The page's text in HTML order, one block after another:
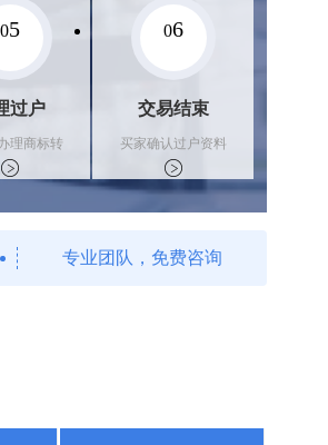
05
过户
理商标转
交付相关
书
06
交易结束
买家确认过户资料
后，平台解冻资金
支付卖家
专业团队，免费咨询